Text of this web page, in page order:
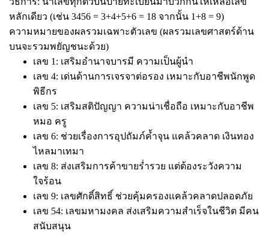
หลักเดียว (เช่น 3456 = 3+4+5+6 = 18 จากนั้น 1+8 = 9)
ความหมายของผลรวมเฉพาะตัวเลข (ผลรวมเลขศาสตร์ด้าน
บนจะรวมพยัญชนะด้วย)
เลข 1: เสริมอำนาจบารมี ความเป็นผู้นำ
เลข 4: เด่นด้านการเจรจาต่อรอง เหมาะกับอาชีพนักพูด
พิธีกร
เลข 5: เสริมสติปัญญา ความน่าเชื่อถือ เหมาะกับอาชีพ
หมอ ครู
เลข 6: ช่วยเรื่องการอุปถัมภ์ค้ำจุน แคล้วคลาด เงินทอง
ไหลมาเทมา
เลข 8: ส่งเสริมการค้าขายร่ำรวย แต่ต้องระวังความ
ใจร้อน
เลข 9: เลขศักดิ์สิทธิ์ ช่วยคุ้มครองแคล้วคลาดปลอดภัย
เลข 54: เลขมหามงคล ส่งเสริมความสำเร็จในชีวิต มีคน
สนับสนุน